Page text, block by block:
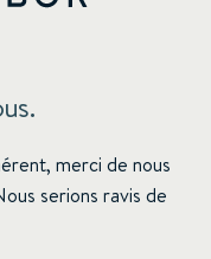
merci de nous
serions ravis de